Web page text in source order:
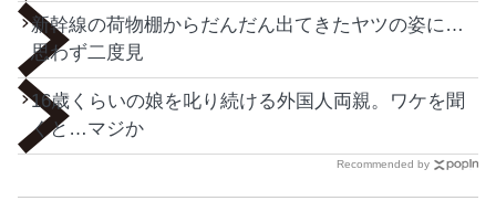
新幹線の荷物棚からだんだん出てきたヤツの姿に…
思わず二度見
16歳くらいの娘を叱り続ける外国人両親。ワケを聞
くと…マジか
Recommended by